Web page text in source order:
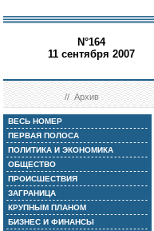
N°164
11 сентября 2007
//Архив
ВЕСЬ НОМЕР
ПЕРВАЯ ПОЛОСА
ПОЛИТИКА И ЭКОНОМИКА
ОБЩЕСТВО
ПРОИСШЕСТВИЯ
ЗАГРАНИЦА
КРУПНЫМ ПЛАНОМ
БИЗНЕС И ФИНАНСЫ